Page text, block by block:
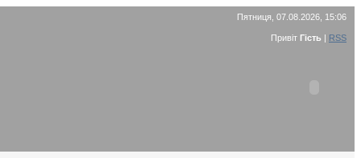
Пятниця, 07.08.2026, 15:06
Привіт Гість | RSS